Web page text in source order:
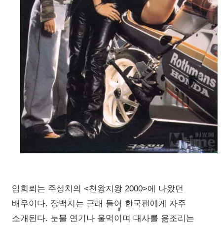
임희뢰는 주성치의 <천왕지왕 2000>에 나왔던
배우이다. 장백지는 근래 들어 한국팬에게 자주
소개된다. 눈물 연기나 울먹이며 대사를 읊조리는